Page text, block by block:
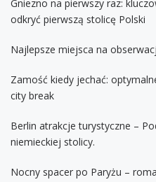
Gniezno na pierwszy raz:
odkryć pierwszą stolicę Polski
Najlepsze miejsca na
Zamość kiedy jechać:
city break
Berlin atrakcje turystyczne –
niemieckiej stolicy.
Nocny spacer po Paryżu –